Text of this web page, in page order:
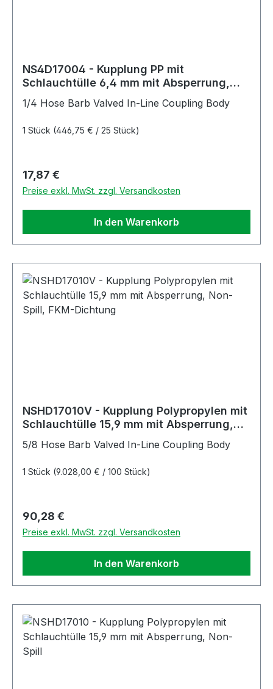
NS4D17004 - Kupplung PP mit
Schlauchtülle 6,4 mm mit Absperrung,
1/4 Hose Barb Valved In-Line Coupling Body
1 Stück (446,75 € / 25 Stück)
Regulärer Preis:
17,87 €
Preise exkl. MwSt. zzgl. Versandkosten
In den Warenkorb
NSHD17010V - Kupplung Polypropylen mit
Schlauchtülle 15,9 mm mit Absperrung,
5/8 Hose Barb Valved In-Line Coupling Body
1 Stück (9.028,00 € / 100 Stück)
Regulärer Preis:
90,28 €
Preise exkl. MwSt. zzgl. Versandkosten
In den Warenkorb